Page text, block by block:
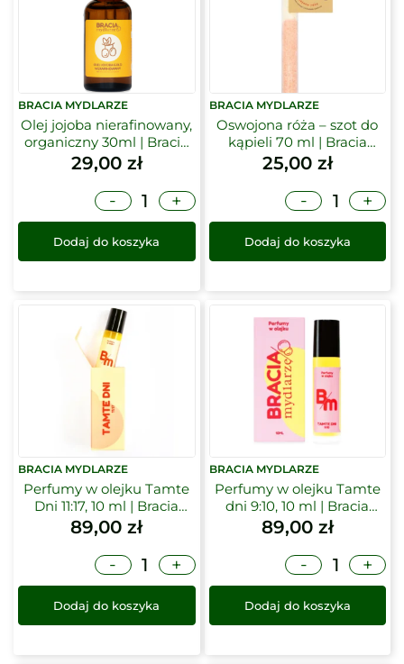
BRACIA MYDLARZE
Olej jojoba nierafinowany,
organiczny 30ml | Bracia
Mydlarze
29,00 zł
-
+
Dodaj do koszyka
BRACIA MYDLARZE
Oswojona róża – szot do
kąpieli 70 ml | Bracia
Mydlarze
25,00 zł
-
+
Dodaj do koszyka
BRACIA MYDLARZE
Perfumy w olejku Tamte
Dni 11:17, 10 ml | Bracia
Mydlarze
89,00zł
-
+
Dodaj do koszyka
BRACIA MYDLARZE
Perfumy w olejku Tamte
dni 9:10, 10 ml | Bracia
Mydlarze
89,00 zł
-
+
Dodaj do koszyka